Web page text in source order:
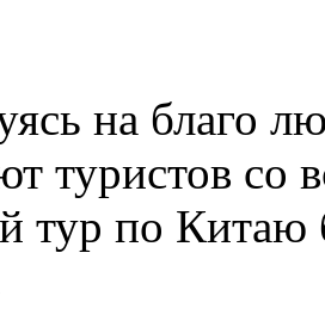
на благо
туристов со
тур по Китаю